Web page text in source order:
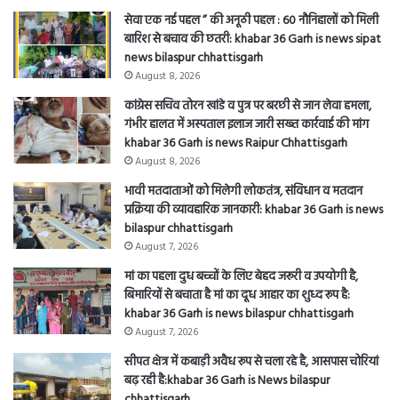
मां का पहला दुध बच्चों के लिए बेहद जरूरी व उपयोगी है,
बिमारियों से बचाता है मां का दूध आहार का शुध्द रूप है:
khabar 36 Garh is news bilaspur chhattisgarh
August 7, 2026
सीपत क्षेत्र में कबाड़ी अवैध रूप से चला रहे है, आसपास चोरियां
बढ़ रही है:khabar 36 Garh is News bilaspur
chhattisgarh
Bilaspur News